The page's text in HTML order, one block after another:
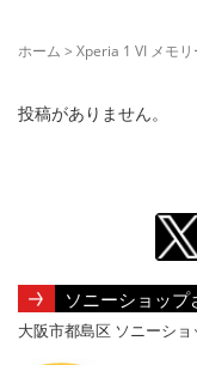
ホーム > Xperia 1 VI メモリ
投稿がありません。
ソニーショップ
大阪市都島区 ソニーシ